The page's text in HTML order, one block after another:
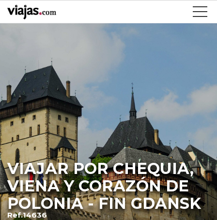
VIAJAR POR CHEQUIA,
VIENA Y CORAZÓN DE
POLONIA - FIN GDANSK
Ref.14636